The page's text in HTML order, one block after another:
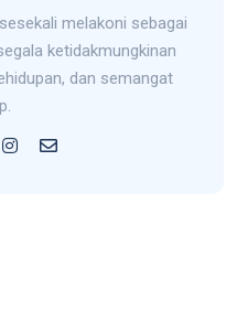
melakoni sebagai
ketidakmungkinan
dan semangat